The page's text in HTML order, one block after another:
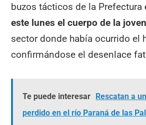
buzos tácticos de la Prefectura
este lunes el cuerpo de la joven
sector donde había ocurrido el
confirmándose el desenlace
Te puede interesar
Rescatan a
perdido en el río Paraná de las